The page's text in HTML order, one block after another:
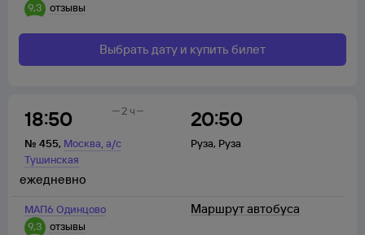
9,3
отзывы
Выбрать дату и купить билет
18:50
№ 455, Москва,а/с
Тушинская
20:50
Руза, Руза
2 ч
МАП6 Одинцово
9,3
отзывы
ежедневно
Маршрут автобуса